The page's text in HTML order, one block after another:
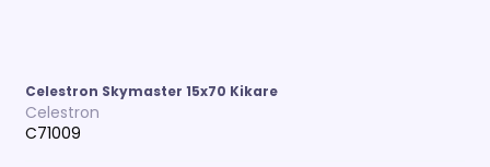
Celestron Skymaster 15x70 Kikare
Celestron
C71009